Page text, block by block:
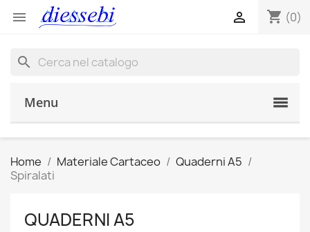
 shopping_cart (0)

search
Menu
Home Materiale Cartaceo
Quaderni A5
Spiralati
QUADERNI A5